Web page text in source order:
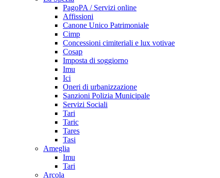
PagoPA / Servizi online
Affissioni
Canone Unico Patrimoniale
Cimp
Concessioni cimiteriali e lux votivae
Cosap
Imposta di soggiorno
Imu
Ici
Oneri di urbanizzazione
Sanzioni Polizia Municipale
Servizi Sociali
Tari
Taric
Tares
Tasi
Ameglia
Imu
Tari
Arcola